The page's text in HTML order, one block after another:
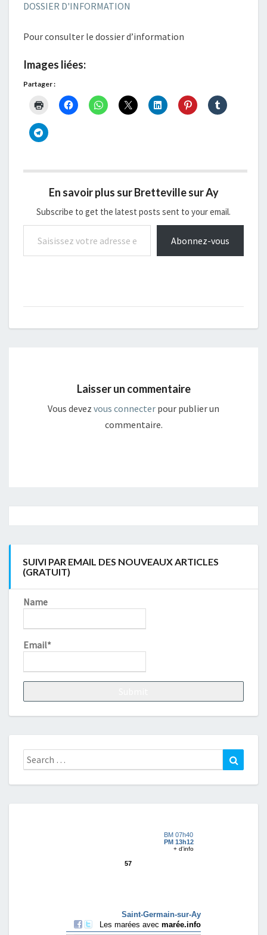
DOSSIER D'INFORMATION
Pour consulter le dossier d’information
Images liées:
Partager :
En savoir plus sur Bretteville sur Ay
Subscribe to get the latest posts sent to your email.
Saisissez votre adresse e-mail…
Abonnez-vous
Laisser un commentaire
Vous devez vous connecter pour publier un
commentaire.
article
SUIVI PAR EMAIL DES NOUVEAUX ARTICLES
(GRATUIT)
Name
Email*
Search
for: